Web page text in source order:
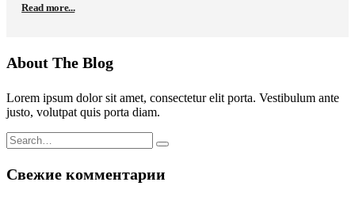
Read more...
About The Blog
Lorem ipsum dolor sit amet, consectetur elit porta. Vestibulum ante
justo, volutpat quis porta diam.
Свежие комментарии